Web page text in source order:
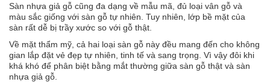
Sàn nhựa giả gỗ cũng đa dạng về mẫu mã, đủ loại vân gỗ và
màu sắc giống với sàn gỗ tự nhiên. Tuy nhiên, lớp bề mặt của
sàn rất dễ bị trầy xước so với gỗ thật.
Về mặt thẩm mỹ, cả hai loại sàn gỗ này đều mang đến cho không
gian lắp đặt vẻ đẹp tự nhiên, tinh tế và sang trọng. Vì vậy đôi khi
khá khó để phân biệt bằng mắt thường giữa sàn gỗ thật và sàn
nhựa giả gỗ.